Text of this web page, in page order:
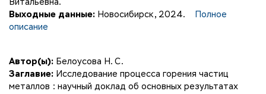
Витальевна.
Выходные данные: Новосибирск, 2024.
Полное
описание
Автор(ы): Белоусова Н. С.
Заглавие: Исследование процесса горения частиц
металлов : научный доклад об основных результатах